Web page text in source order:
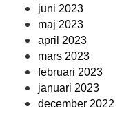
juni 2023
maj 2023
april 2023
mars 2023
februari 2023
januari 2023
december 2022